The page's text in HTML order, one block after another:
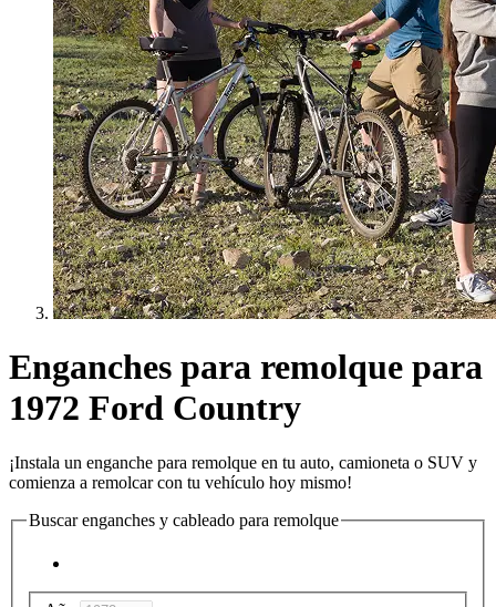
Enganches para remolque para
1972 Ford Country
¡Instala un enganche para remolque en tu auto, camioneta o SUV y
comienza a remolcar con tu vehículo hoy mismo!
Buscar enganches y cableado para remolque